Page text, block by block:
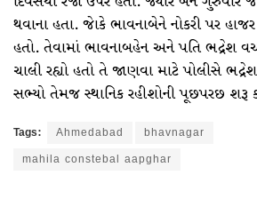
થવાના હતા. જાેકે ભાવનાબેને નોકરી પર
હતો. તેવામાં ભાવનાબહેન અને પતિ ભદ્રેશ
ચાલી રહ્યો હતો તે જાણવા માટે પોલીસે
સભ્યો તેમજ સ્થાનિક રહીશોની પૂછપરછ શરૂ
Tags: Ahmedabad
bhavnagar
mahila constebal aapghar